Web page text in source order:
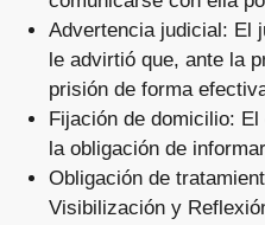
Advertencia judicial: El
le advirtió que, ante la
prisión de forma
Fijación de domicilio:
la obligación de
Obligación de
Visibilización y